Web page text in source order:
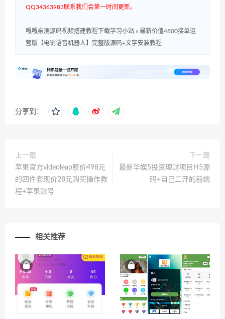
QQ34363983联系我们会第一时间更新。
嘎嘎亲测源码视频搭建教程下载学习小站 » 最新价值4800接单运
营版【电销语音机器人】完整版源码+文字安装教程
分享到：
上一篇
苹果官方videoleap原价498元
的四件套现价28元购买操作教
程+苹果账号
下一篇
最新华娱5投资理财项目H5源
码+自己二开的前端
相关推荐